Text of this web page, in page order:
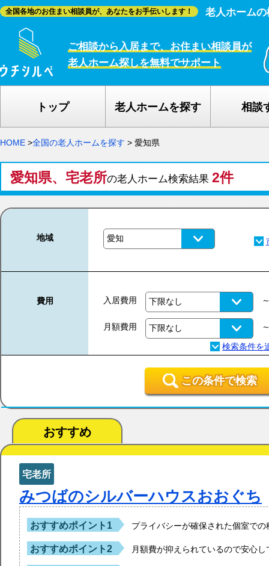
全国各地のお住まい相談員が、あなたをお手伝いします！ 老人ホーム
ご相談から入居まで、お住まい相談員が
老人ホーム探しを無料でサポート
トップ 老人ホームを探す 相談
HOME >全国の老人ホームを探す > 愛知県
愛知県、宅老所の老人ホーム検索結果 2件
地域
費用 入居費用
月額費用
この条件で検索
おすすめ
宅老所
みつばのシルバーハウスおおぐち
おすすめポイント1 プライバシーが確保された個室での
おすすめポイント2 月額費が抑えられているので安心